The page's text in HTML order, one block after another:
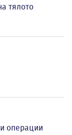
тялото
операции